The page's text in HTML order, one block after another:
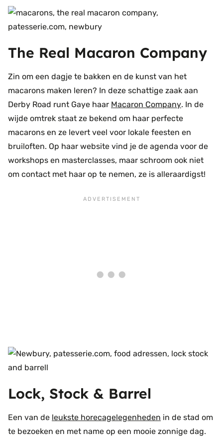
The Real Macaron Company
Zin om een dagje te bakken en de kunst van het
macarons maken leren? In deze schattige zaak aan
Derby Road runt Gaye haar Macaron Company. In de
wijde omtrek staat ze bekend om haar perfecte
macarons en ze levert veel voor lokale feesten en
bruiloften. Op haar website vind je de agenda voor de
workshops en masterclasses, maar schroom ook niet
om contact met haar op te nemen, ze is alleraardigst!
Lock, Stock & Barrel
Een van de leukste horecagelegenheden in de stad om
te bezoeken en met name op een mooie zonnige dag.